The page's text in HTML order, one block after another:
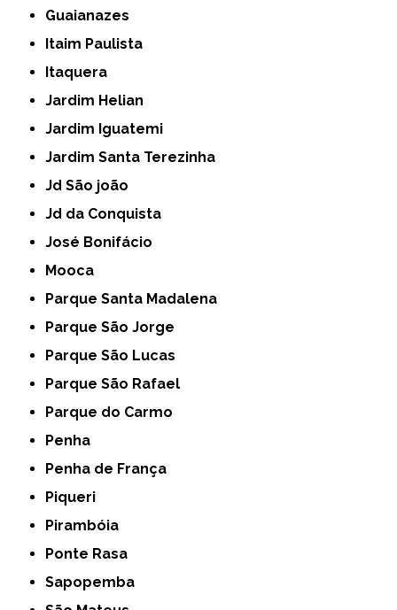
Guaianazes
Itaim Paulista
Itaquera
Jardim Helian
Jardim Iguatemi
Jardim Santa Terezinha
Jd São joão
Jd da Conquista
José Bonifácio
Mooca
Parque Santa Madalena
Parque São Jorge
Parque São Lucas
Parque São Rafael
Parque do Carmo
Penha
Penha de França
Piqueri
Pirambóia
Ponte Rasa
Sapopemba